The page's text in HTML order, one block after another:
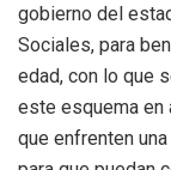
gobierno del
Sociales, para
edad, con lo que
este esquema en
que enfrenten